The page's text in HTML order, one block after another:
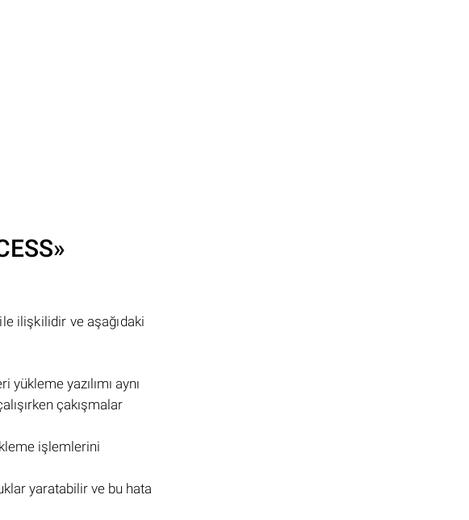
»
ilişkilidir ve aşağıdaki
yazılımı aynı
çakışmalar
işlemlerini
yaratabilir ve bu hata